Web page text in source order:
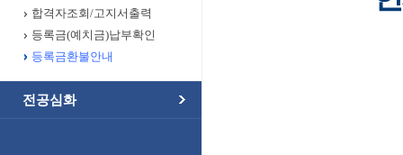
합격자조회/고지서출력
등록금(예치금)납부확인
등록금환불안내
전공심화